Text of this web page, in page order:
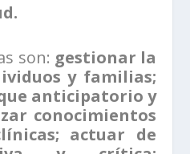
son: gestionar la
y familias;
anticipatorio y
conocimientos
actuar de